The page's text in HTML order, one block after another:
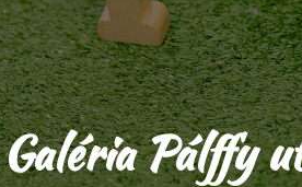
Galéria Pálffy